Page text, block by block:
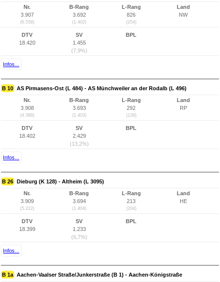
Nr.
3.907
(6.558)
B-Rang
3.692
(1.402)
L-Rang
826
(254)
Land
NW
DTV
18.420
SV
1.455
(7,9%)
BPL
Infos...
B 10 AS Pirmasens-Ost (L 484) - AS Münchweiler an der Rodalb (L 496)
Nr.
3.908
(4.388)
B-Rang
3.693
(1.403)
L-Rang
292
(139)
Land
RP
DTV
18.402
SV
2.429
(13,2%)
BPL
Infos...
B 26 Dieburg (K 128) - Altheim (L 3095)
Nr.
3.909
(5.222)
B-Rang
3.694
(1.404)
L-Rang
213
(204)
Land
HE
DTV
18.399
SV
1.233
(6,7%)
BPL
Infos...
B 1a Aachen-Vaalser Straße/Junkerstraße (B 1) - Aachen-Königstraße